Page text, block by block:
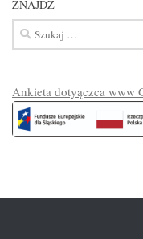
ZNAJDŹ
Szukaj:
Ankieta dotyączca www